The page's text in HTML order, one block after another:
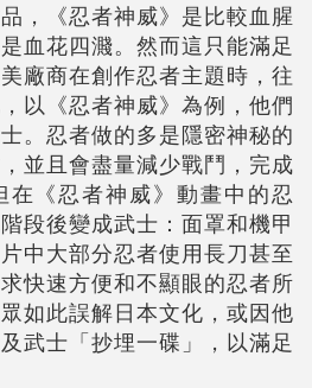
，《忍者神威》是比較血腥
血花四濺。然而這只能滿足
廠商在創作忍者主題時，往
以《忍者神威》為例，他們
。忍者做的多是隱密神秘的
並且會盡量減少戰鬥，完成
在《忍者神威》動畫中的忍
段後變成武士：面罩和機甲
中大部分忍者使用長刀甚至
快速方便和不顯眼的忍者所
如此誤解日本文化，或因他
武士「抄埋一碟」，以滿足